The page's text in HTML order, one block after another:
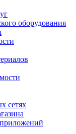
оборудования
сетях